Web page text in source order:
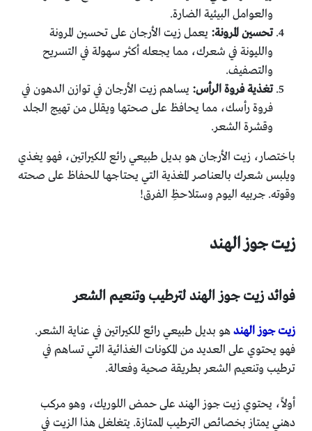
والعوامل البيئية الضارة.
تحسين المرونة: يعمل زيت الأرجان على تحسين المرونة
والليونة في شعرك، مما يجعله أكثر سهولة في التسريح
والتصفيف.
تغذية فروة الرأس: يساهم زيت الأرجان في توازن الدهون في
فروة رأسك، مما يحافظ على صحتها ويقلل من تهيج الجلد
وقشرة الشعر.
باختصار، زيت الأرجان هو بديل طبيعي رائع للكيراتين، فهو يغذي
ويلبس شعرك بالعناصر المغذية التي يحتاجها للحفاظ على صحته
وقوته. جربيه اليوم وستلاحظِ الفرق!
زيت جوز الهند
فوائد زيت جوز الهند لترطيب وتنعيم الشعر
زيت جوز الهندهو بديل طبيعي رائع للكيراتين في عناية الشعر.
فهو يحتوي على العديد من المكونات الغذائية التي تساهم في
ترطيب وتنعيم الشعر بطريقة صحية وفعالة.
أولاً، يحتوي زيت جوز الهند على حمض اللوريك، وهو مركب
دهني يمتاز بخصائص الترطيب الممتازة. يتغلغل هذا الزيت في